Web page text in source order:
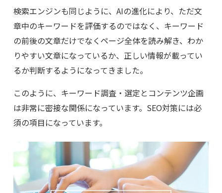
検索エンジンも同じように、AIの進化により、ただ文
章中のキーワードを評価するのではなく、キーワード
の前後の文章だけでなくページ全体を読み解き、わか
りやすい文章になっているか、正しい情報が載ってい
るか判断するようになってきました。
このように、キーワード調査・選定とコンテンツ企画
は非常に密接な関係になっています。SEO対策には必
須の項目になっています。